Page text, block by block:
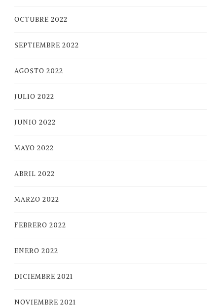
OCTUBRE 2022
SEPTIEMBRE 2022
AGOSTO 2022
JULIO 2022
JUNIO 2022
MAYO 2022
ABRIL 2022
MARZO 2022
FEBRERO 2022
ENERO 2022
DICIEMBRE 2021
NOVIEMBRE 2021